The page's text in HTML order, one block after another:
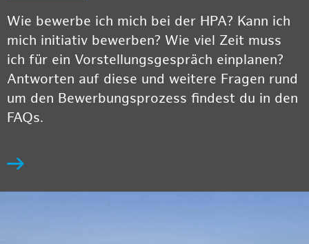
Wie bewerbe ich mich bei der HPA? Kann ich
mich initiativ bewerben? Wie viel Zeit muss
ich für ein Vorstellungsgespräch einplanen?
Antworten auf diese und weitere Fragen rund
um den Bewerbungsprozess findest du in den
FAQs.